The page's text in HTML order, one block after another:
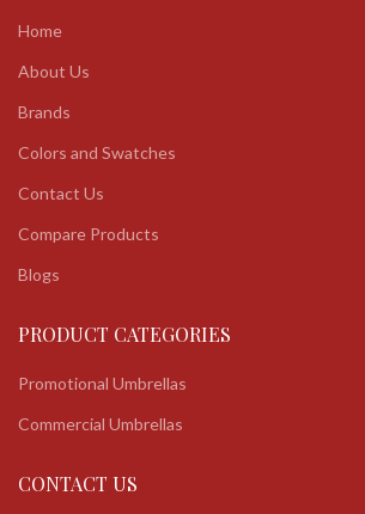
Home
About Us
Brands
Colors and Swatches
Contact Us
Compare Products
Blogs
PRODUCT CATEGORIES
Promotional Umbrellas
Commercial Umbrellas
CONTACT US